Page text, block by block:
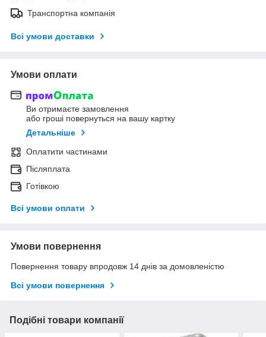
Транспортна компанія
Всі умови доставки
Умови оплати
Ви отримаєте замовлення
або гроші повернуться на вашу картку
Детальніше
Оплатити частинами
Післяплата
Готівкою
Всі умови оплати
Умови повернення
Повернення товару впродовж 14 днів за домовленістю
Всі умови повернення
Подібні товари компанії